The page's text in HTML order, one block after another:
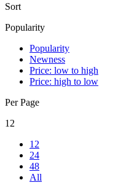
Sort
Popularity
Popularity
Newness
Price: low to high
Price: high to low
Per Page
12
12
24
48
All